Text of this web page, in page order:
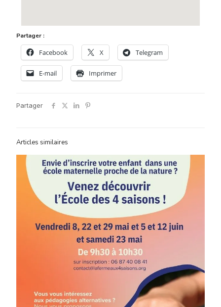
Partager :
Facebook X Telegram
E-mail Imprimer
Partager
Articles similaires